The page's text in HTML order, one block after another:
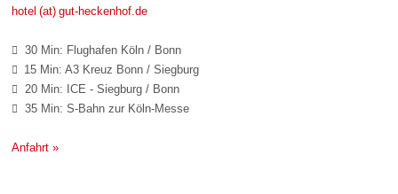
hotel (at) gut-heckenhof.de
 30 Min: Flughafen Köln / Bonn
 15 Min: A3 Kreuz Bonn / Siegburg
 20 Min: ICE - Siegburg / Bonn
 35 Min: S-Bahn zur Köln-Messe
Anfahrt »